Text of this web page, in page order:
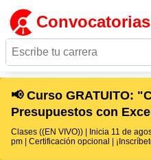
📢 Curso GRATUITO:
Presupuestos con
Clases ((EN VIVO)) | Inicia 11 de
pm | Certificación opcional |